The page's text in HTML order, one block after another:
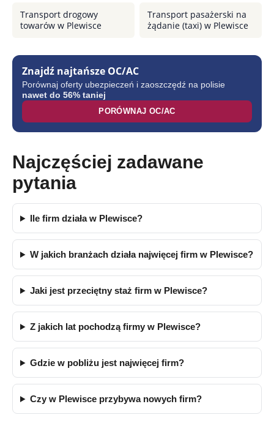
Transport drogowy
towarów w Plewisce
Transport pasażerski na
żądanie (taxi) w Plewisce
Znajdź najtańsze OC/AC
Porównaj oferty ubezpieczeń i zaoszczędź na polisie
nawet do 56% taniej
PORÓWNAJ OC/AC
Najczęściej zadawane
pytania
Ile firm działa w Plewisce?
W jakich branżach działa najwięcej firm w Plewisce?
Jaki jest przeciętny staż firm w Plewisce?
Z jakich lat pochodzą firmy w Plewisce?
Gdzie w pobliżu jest najwięcej firm?
Czy w Plewisce przybywa nowych firm?